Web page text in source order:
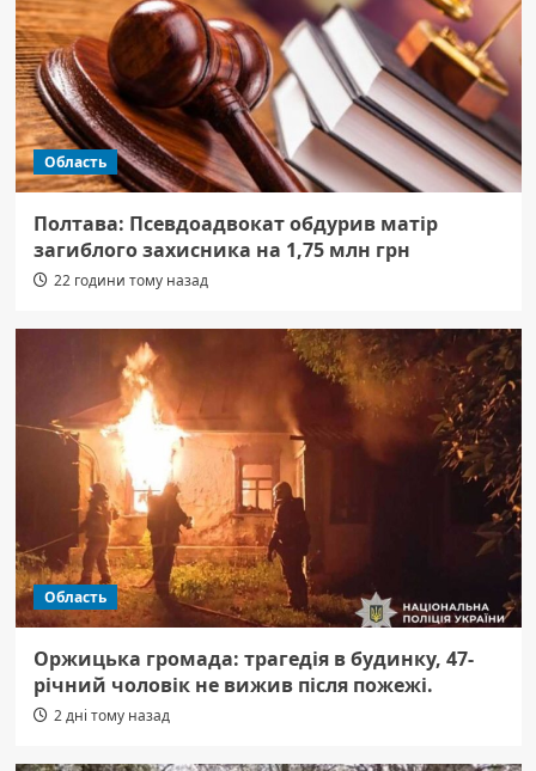
Область
Полтава: Псевдоадвокат обдурив матір
загиблого захисника на 1,75 млн грн
22 години тому назад
Область
Оржицька громада: трагедія в будинку, 47-
річний чоловік не вижив після пожежі.
2 дні тому назад